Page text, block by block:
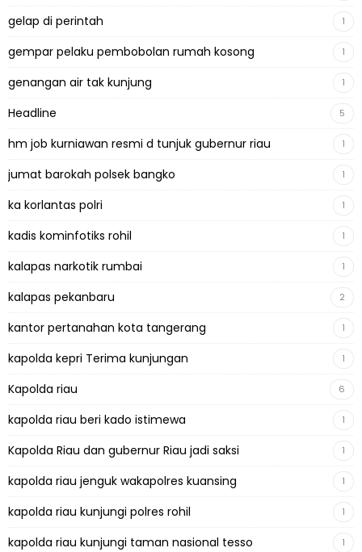
gelap di perintah 1
gempar pelaku pembobolan rumah kosong 1
genangan air tak kunjung 1
Headline 5
hm job kurniawan resmi d tunjuk gubernur riau 1
jumat barokah polsek bangko 1
ka korlantas polri 1
kadis kominfotiks rohil 1
kalapas narkotik rumbai 1
kalapas pekanbaru 2
kantor pertanahan kota tangerang 1
kapolda kepri Terima kunjungan 1
Kapolda riau 6
kapolda riau beri kado istimewa 1
Kapolda Riau dan gubernur Riau jadi saksi 1
kapolda riau jenguk wakapolres kuansing 1
kapolda riau kunjungi polres rohil 1
kapolda riau kunjungi taman nasional tesso 1